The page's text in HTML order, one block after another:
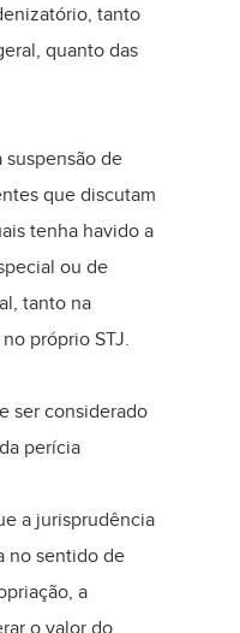
tanto
quanto das
de
que discutam
tenha havido a
ou de
tanto na
próprio STJ.
ser considerado
perícia
a jurisprudência
no sentido de
a
o valor do